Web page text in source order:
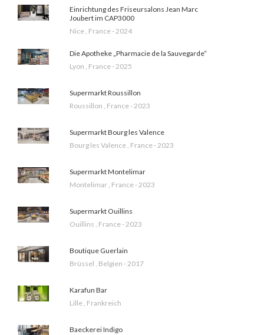
Einrichtung des Friseursalons Jean Marc
Joubert im CAP3000
Nice , France - 2024
Die Apotheke „Pharmacie de la Sauvegarde“
Lyon , France - 2025
Supermarkt Roussillon
Roussillon , France - 2023
Supermarkt Bourg les Valence
Bourg les Valence , France - 2023
Supermarkt Montelimar
Montelimar , France - 2023
Supermarkt Ouillins
Ouillins , France - 2023
Boutique Guerlain
Brüssel , Belgien - 2017
Karafun Bar
Lille , Frankreich
Baeckerei Indigo